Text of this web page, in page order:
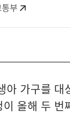
부
아 가구를 대
올해 두 번